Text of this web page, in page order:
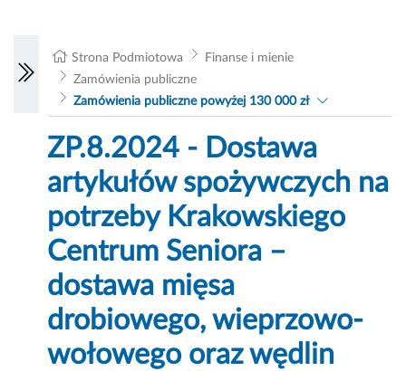
Strona Podmiotowa
Finanse i mienie
Zamówienia publiczne
Zamówienia publiczne powyżej 130 000 zł
ZP.8.2024 - Dostawa
artykułów spożywczych na
potrzeby Krakowskiego
Centrum Seniora –
dostawa mięsa
drobiowego, wieprzowo-
wołowego oraz wędlin